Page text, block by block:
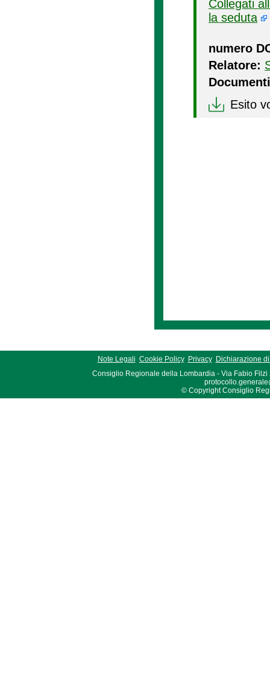
Collegati
la seduta
numero
Relatore:
Esito
Note Legali Cookie Policy Privacy
Dichiarazione
Consiglio Regionale della Lombardia - Via Fabio Filzi
© Copyright Consiglio